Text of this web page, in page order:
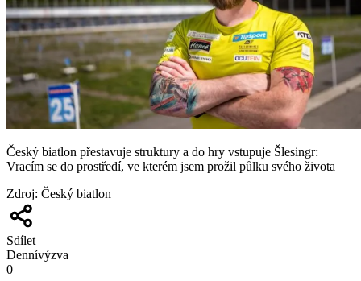
Český biatlon přestavuje struktury a do hry vstupuje Šlesingr:
Vracím se do prostředí, ve kterém jsem prožil půlku svého života
Zdroj: Český biatlon
Sdílet
Dennívýzva
0